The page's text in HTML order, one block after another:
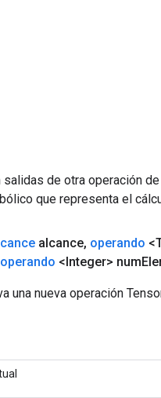
de otra operación
que representa el
alcance, operando
operando <Integer> num
una nueva operación